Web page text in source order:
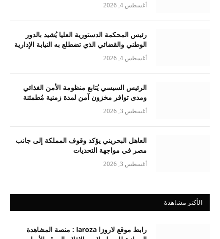
أغسطس 4, 2026
رئيس المحكمة الدستورية العليا يُشيد بالدور
الوطني والقضائي الذي تضطلع به النيابة الإدارية
أغسطس 4, 2026
الرئيس السيسي يُتابع منظومة الأمن الغذائي
ومدى توافر مخزون آمن لمدة زمنية مُطمئنة
أغسطس 3, 2026
العاهل البحريني يؤكد وقوف المملكة إلى جانب
مصر في مواجهة التحديات
أغسطس 3, 2026
الأكثر مشاهدة
رابط موقع لاروزا laroza : منصة المشاهدة